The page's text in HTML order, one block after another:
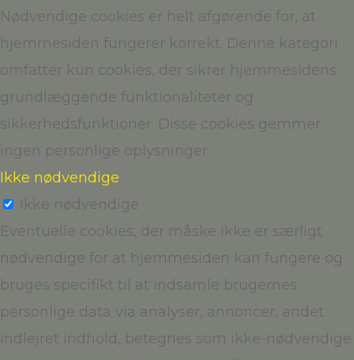
Nødvendige cookies er helt afgørende for, at
hjemmesiden fungerer korrekt. Denne kategori
omfatter kun cookies, der sikrer hjemmesidens
grundlæggende funktionaliteter og
sikkerhedsfunktioner. Disse cookies gemmer
ingen personlige oplysninger.
Ikke nødvendige
Ikke nødvendige
Eventuelle cookies, der måske ikke er særligt
nødvendige for at hjemmesiden kan fungere og
bruges specifikt til at indsamle brugernes
personlige data via analyser, annoncer, andet
indlejret indhold, betegnes som ikke-nødvendige